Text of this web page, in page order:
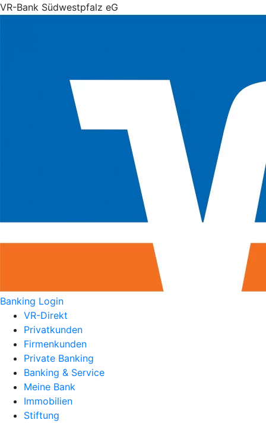
VR-Bank Südwestpfalz eG
Banking Login
VR-Direkt
Privatkunden
Firmenkunden
Private Banking
Banking & Service
Meine Bank
Immobilien
Stiftung